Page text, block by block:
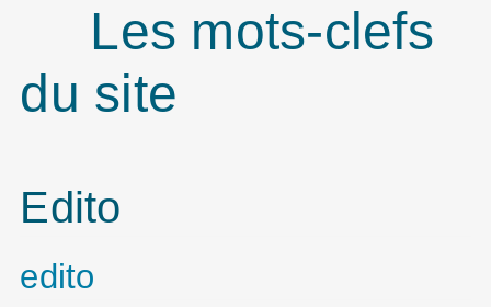
Les mots-clefs
du site
Edito
edito